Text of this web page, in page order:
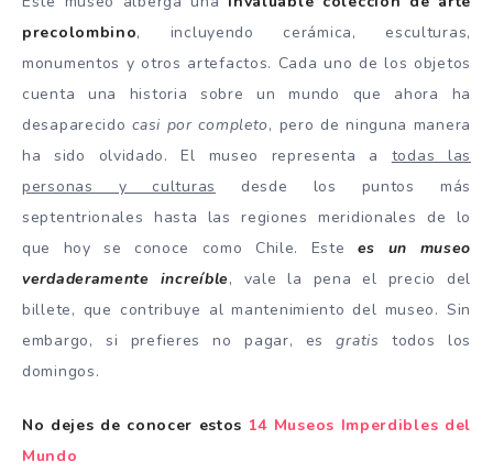
precolombino, incluyendo cerámica, esculturas,
monumentos y otros artefactos. Cada uno de los objetos
cuenta una historia sobre un mundo que ahora ha
desaparecidocasi por completo, pero de ninguna manera
ha sido olvidado. El museo representa a todas las
personas y culturas
desde los puntos más
septentrionales hasta las regiones meridionales de lo
que hoy se conoce como Chile. Este es un museo
verdaderamente increíble, vale la pena el precio del
billete, que contribuye al mantenimiento del museo. Sin
embargo, si prefieres no pagar, esgratis todos los
domingos.
No dejes de conocer estos 14 Museos Imperdibles del
Mundo